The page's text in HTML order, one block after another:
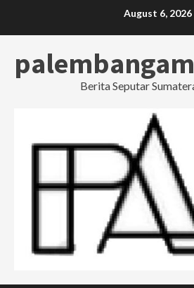
August 6, 2026
Berita Seputar